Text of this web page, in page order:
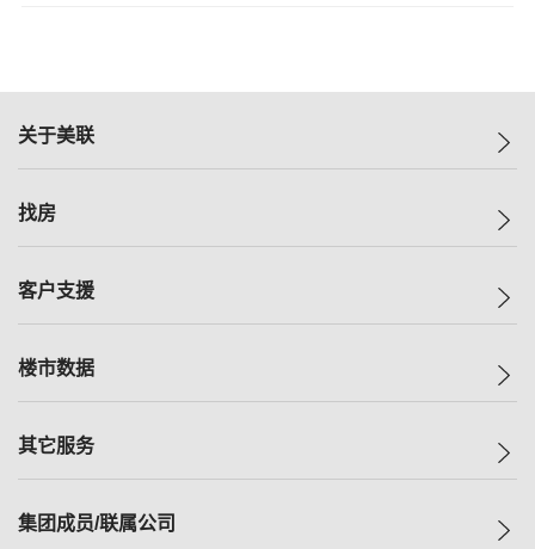
关于美联
美联集团
人才招募
找房
一手新房
减价
美联豪宅
独家楼盘
租房
客户支援
自助放盘
查询热线
按揭计算机
楼市数据
指数
历史成交
其它服务
小区专页
集团成员/联属公司